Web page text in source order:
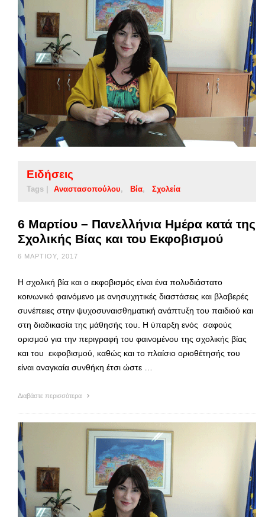
Ειδήσεις
Tags | Αναστασοπούλου Βία Σχολεία
6 Μαρτίου – Πανελλήνια Ημέρα κατά της
Σχολικής Βίας και του Εκφοβισμού
6 ΜΑΡΤΊΟΥ, 2017
Η σχολική βία και ο εκφοβισμός είναι ένα πολυδιάστατο
κοινωνικό φαινόμενο με ανησυχητικές διαστάσεις και βλαβερές
συνέπειες στην ψυχοσυναισθηματική ανάπτυξη του παιδιού και
στη διαδικασία της μάθησής του. Η ύπαρξη ενός σαφούς
ορισμού για την περιγραφή του φαινομένου της σχολικής βίας
και του εκφοβισμού, καθώς και το πλαίσιο οριοθέτησής του
είναι αναγκαία συνθήκη έτσι ώστε …
Διαβάστε περισσότερα